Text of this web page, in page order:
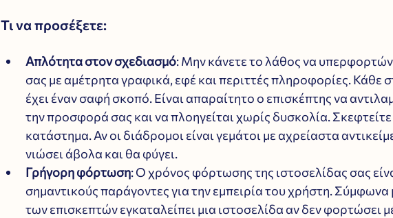
Τι να προσέξετε:
Απλότητα στον σχεδιασμό: Μην κάνετε το λάθος να
σας με αμέτρητα γραφικά, εφέ και περιττές πληροφορίες. Κάθε
έχει έναν σαφή σκοπό. Είναι απαραίτητο ο επισκέπτης να
την προσφορά σας και να πλοηγείται χωρίς δυσκολία.
κατάστημα. Αν οι διάδρομοι είναι γεμάτοι με αχρείαστα
νιώσει άβολα και θα φύγει.
Γρήγορη φόρτωση: Ο χρόνος φόρτωσης της ιστοσελίδας σας
σημαντικούς παράγοντες για την εμπειρία του χρήστη. Σύμφωνα
των επισκεπτών εγκαταλείπει μια ιστοσελίδα αν δεν φορτώσει